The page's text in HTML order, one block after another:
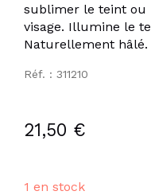
sublimer le teint ou
visage. Illumine le
Naturellement hâlé.
Réf. : 311210
21,50 €
1 en stock